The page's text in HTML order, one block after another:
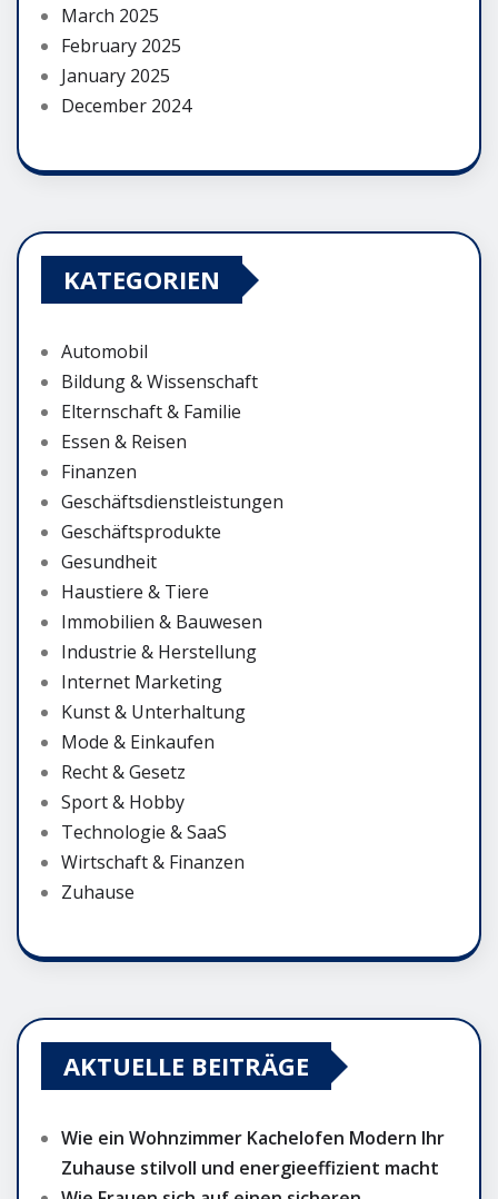
March 2025
February 2025
January 2025
December 2024
KATEGORIEN
Automobil
Bildung & Wissenschaft
Elternschaft & Familie
Essen & Reisen
Finanzen
Geschäftsdienstleistungen
Geschäftsprodukte
Gesundheit
Haustiere & Tiere
Immobilien & Bauwesen
Industrie & Herstellung
Internet Marketing
Kunst & Unterhaltung
Mode & Einkaufen
Recht & Gesetz
Sport & Hobby
Technologie & SaaS
Wirtschaft & Finanzen
Zuhause
AKTUELLE BEITRÄGE
Wie ein Wohnzimmer Kachelofen Modern Ihr
Zuhause stilvoll und energieeffizient macht